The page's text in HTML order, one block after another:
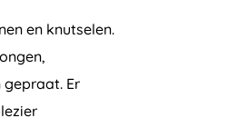
en knutselen.
Er